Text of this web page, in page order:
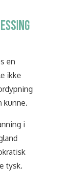
en
ikke
kunne.
i
tysk.